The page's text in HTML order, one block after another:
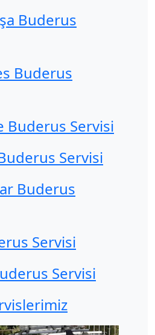
Buderus
Buderus
Buderus Servisi
Servisi
Buderus
Servisi
Servisi